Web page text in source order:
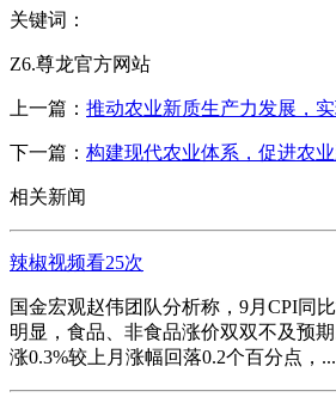
关键词：
Z6.尊龙官方网站
上一篇： 推动农业新质生产力发展，
下一篇： 构建现代农业体系，促进农
相关新闻
辣椒视频看25次
国金宏观赵伟团队分析称，9月CPI同
明显，食品、非食品涨价双双不及预
涨0.3%较上月涨幅回落0.2个百分点，...